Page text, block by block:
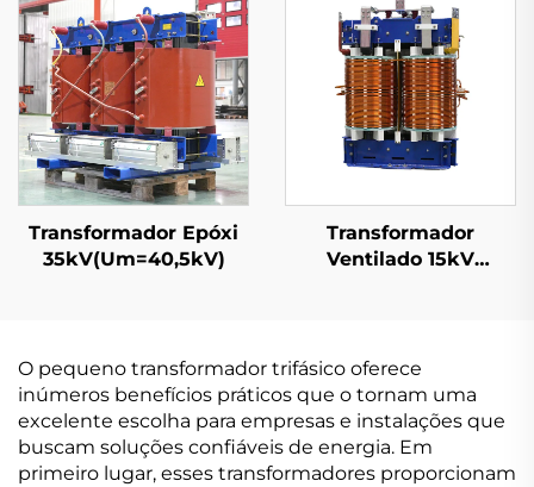
Transformador Epóxi
35kV(Um=40,5kV)
Transformador
Ventilado 15kV
O pequeno transformador trifásico oferece
inúmeros benefícios práticos que o tornam uma
excelente escolha para empresas e instalações que
buscam soluções confiáveis de energia. Em
primeiro lugar, esses transformadores proporcionam